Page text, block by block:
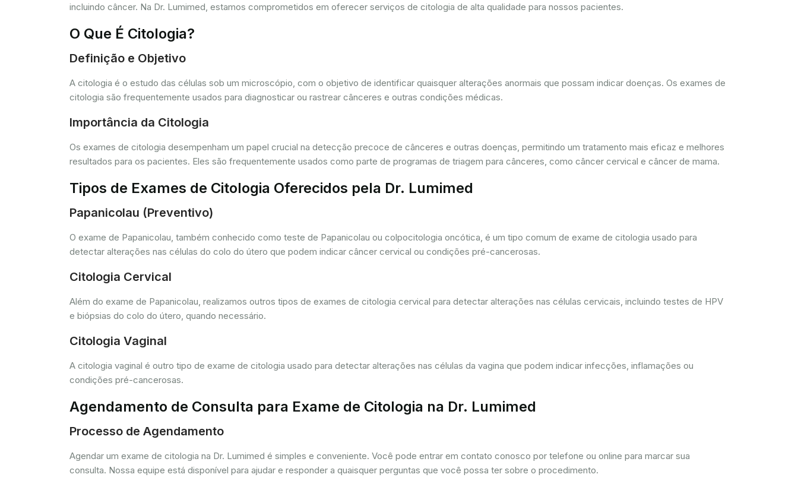
incluindo câncer. Na Dr. Lumimed, estamos comprometidos em oferecer serviços de citologia de alta qualidade para nossos pacientes.
O Que É Citologia?
Definição e Objetivo
A citologia é o estudo das células sob um microscópio, com o objetivo de identificar quaisquer alterações anormais que possam indicar doenças. Os exames de
citologia são frequentemente usados para diagnosticar ou rastrear cânceres e outras condições médicas.
Importância da Citologia
Os exames de citologia desempenham um papel crucial na detecção precoce de cânceres e outras doenças, permitindo um tratamento mais eficaz e melhores
resultados para os pacientes. Eles são frequentemente usados como parte de programas de triagem para cânceres, como câncer cervical e câncer de mama.
Tipos de Exames de Citologia Oferecidos pela Dr. Lumimed
Papanicolau (Preventivo)
O exame de Papanicolau, também conhecido como teste de Papanicolau ou colpocitologia oncótica, é um tipo comum de exame de citologia usado para
detectar alterações nas células do colo do útero que podem indicar câncer cervical ou condições pré-cancerosas.
Citologia Cervical
Além do exame de Papanicolau, realizamos outros tipos de exames de citologia cervical para detectar alterações nas células cervicais, incluindo testes de HPV
e biópsias do colo do útero, quando necessário.
Citologia Vaginal
A citologia vaginal é outro tipo de exame de citologia usado para detectar alterações nas células da vagina que podem indicar infecções, inflamações ou
condições pré-cancerosas.
Agendamento de Consulta para Exame de Citologia na Dr. Lumimed
Processo de Agendamento
Agendar um exame de citologia na Dr. Lumimed é simples e conveniente. Você pode entrar em contato conosco por telefone ou online para marcar sua
consulta. Nossa equipe está disponível para ajudar e responder a quaisquer perguntas que você possa ter sobre o procedimento.